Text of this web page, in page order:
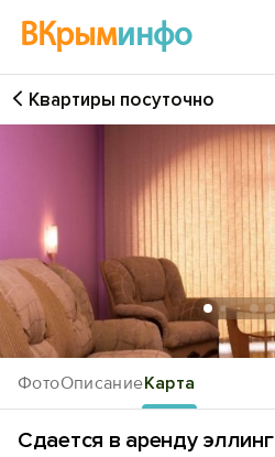
ВКрыминфо
Войти
Избранное
История просмотра
Добавить свой объект
ФотоОписаниеКарта
Квартиры посуточно
Сдается в аренду